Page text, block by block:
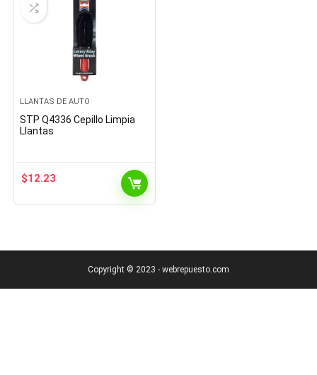
LLANTAS DE AUTO
STP Q4336 Cepillo Limpia
Llantas
$12.23
Copyright © 2023 - webrepuesto.com